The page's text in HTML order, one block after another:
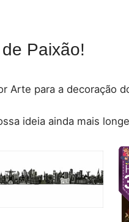
Paixão!
Arte para a decoração
ideia ainda mais